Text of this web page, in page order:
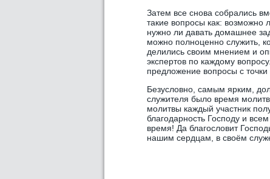
Затем все снова собрались
такие вопросы как: возможно
нужно ли давать домашнее
можно полноценно служить,
делились своим мнением и
экспертов по каждому
предложение вопросы с
Безусловно, самым ярким,
служителя было время
молитвы каждый участник
благодарность Господу и
время! Да благословит
нашим сердцам, в своём